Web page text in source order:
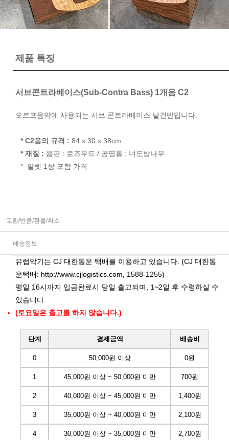
제품 특징
서브콘트라베이스(Sub-Contra Bass) 1개음 C2
오르프음악에 사용되는 서브 콘트라베이스 낱건반입니다.
* C2음의 규격 : 84 x 30 x 38cm
* 재질 : 음판 : 로즈우드 / 공명통 : 너도밤나무
* 말렛 1쌍 포함 가격
교환/반품/환불/취소
배송정보
유럽악기는 CJ 대한통운 택배를 이용하고 있습니다. (CJ 대한통
운택배: http://www.cjlogistics.com, 1588-1255)
평일 16시까지 입금완료시 당일 출고되며, 1~2일 후 수령하실 수
있습니다.
(토요일은 출고를 하지 않습니다.)
단계 결제금액 배송비
0 50,000원 이상 0원
1 45,000원 이상 ~ 50,000원 미만 700원
2 40,000원 이상 ~ 45,000원 미만 1,400원
3 35,000원 이상 ~ 40,000원 미만 2,100원
4 30,000원 이상 ~ 35,000원 미만 2,700원